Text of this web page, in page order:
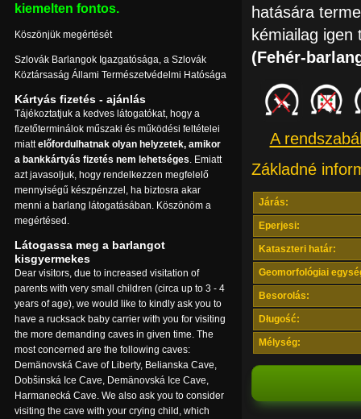
hatására
kémiailag
(Fehér-
A
Základné
Járás:
Eperjesi:
Kataszteri határ:
Geomorfológiai
Besorolás:
Długość:
Mélység:
kiemelten fontos.
Köszönjük megértését
Szlovák Barlangok Igazgatósága, a Szlovák
Köztársaság Állami Természetvédelmi Hatósága
Kártyás fizetés - ajánlás
Tájékoztatjuk a kedves látogatókat, hogy a
fizetőterminálok műszaki és működési feltételei
miattelőfordulhatnak olyan helyzetek, amikor
a bankkártyás fizetés nem lehetséges . Emiatt
azt javasoljuk, hogy rendelkezzen megfelelő
mennyiségű készpénzzel, ha biztosra akar
menni a barlang látogatásában. Köszönöm a
megértésed.
Látogassa meg a barlangot
kisgyermekes
Dear visitors, due to increased visitation of
parents with very small children (circa up to 3 - 4
years of age), we would like to kindly ask you to
have a rucksack baby carrier with you for visiting
the more demanding caves in given time. The
most concerned are the following caves:
Demänovská Cave of Liberty, Belianska Cave,
Dobšinská Ice Cave, Demänovská Ice Cave,
Harmanecká Cave. We also ask you to consider
visiting the cave with your crying child, which